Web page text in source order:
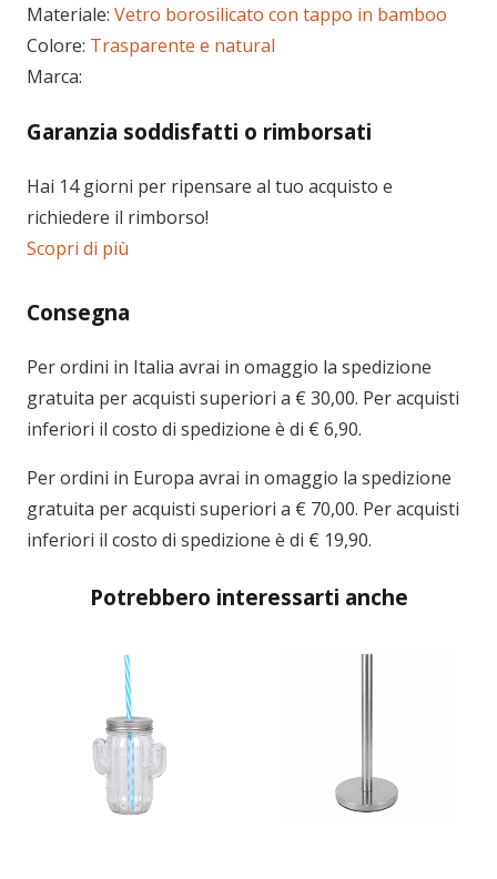
Garanzia soddisfatti o rimborsati
Hai 14 giorni per ripensare al tuo acquisto e
richiedere il rimborso!
Scopri di più
Consegna
Per ordini in Italia avrai in omaggio la spedizione
gratuita per acquisti superiori a € 30,00. Per acquisti
inferiori il costo di spedizione è di € 6,90.
Per ordini in Europa avrai in omaggio la spedizione
gratuita per acquisti superiori a € 70,00. Per acquisti
inferiori il costo di spedizione è di € 19,90.
Materiale: Vetro borosilicato con tappo in bamboo
Colore: Trasparente e natural
Marca:
Potrebbero interessarti anche